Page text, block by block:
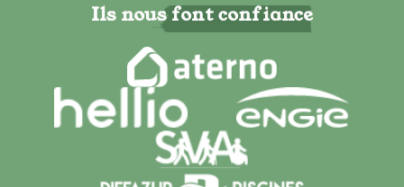
Ils nous font confiance